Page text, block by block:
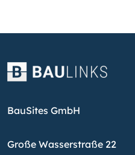
BauSites GmbH
Große Wasserstraße 22